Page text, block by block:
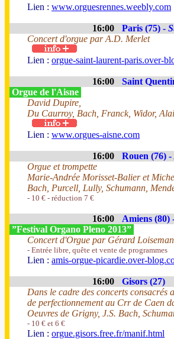
Lien : www.orguesrennes.weebly.com
16:00 Paris (75) -
Concert d'orgue par A.D. Merlet
Lien : orgue-saint-laurent-paris.over-
16:00 Saint
Orgue de l'Aisne
David Dupire,
Du Caurroy, Bach, Franck, Widor,
Lien : www.orgues-aisne.com
16:00 Rouen (76) -
Orgue et trompette
Marie-Andrée Morisset-Balier et
Bach, Purcell, Lully, Schumann,
- 10 € - réduction 7 €
16:00 Amiens (80)
”Festival Organo Pleno 2013”
Concert d'Orgue par Gérard
- Entrée libre, quête et vente de programmes
Lien : amis-orgue-picardie.over-
16:00
Gisors (27)
Dans le cadre des concerts
de perfectionnement au Crr de Caen
Oeuvres de Grigny, J.S. Bach,
- 10 € et 6 €
Lien : orgue.gisors.free.fr/manif.html